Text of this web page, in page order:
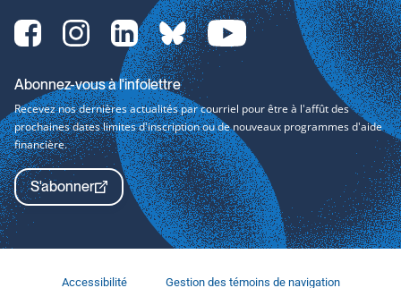
Facebook-
svg
Instagram-
svg
LinkedIn-
svg
bluesky-
svg
YouTube-
svg
Abonnez-vous à l'infolettre
Recevez nos dernières actualités par courriel pour être à l'affût des
prochaines dates limites d'inscription ou de nouveaux programmes d'aide
financière.
S'abonner
Accessibilité Gestion des témoins de navigation